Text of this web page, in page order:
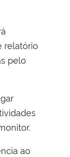
relatório
pelo
ao